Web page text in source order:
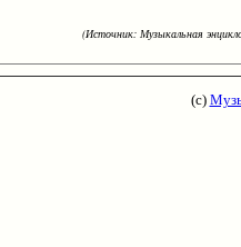
(Источник: Музыкальная
(с)